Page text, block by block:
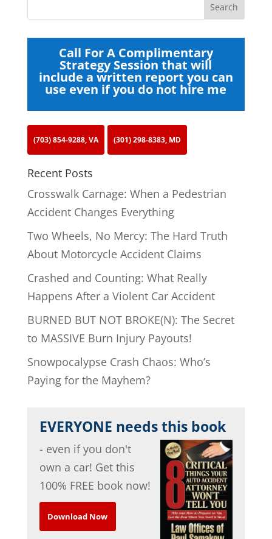
Call For A Complimentary
Strategy Session that will
include a written report you can
use even if you do not hire me
(703) 854-9288, VA (301) 298-8383, MD
Recent Posts
Crosswalk Carnage: When a Pedestrian
Accident Changes Everything
Two Wheels, No Mercy: The Hard Truth
About Motorcycle Accident Claims
Crashed and Counting: What Really
Happens After a Violent Car Accident
BURNED BUT NOT BROKE(N): The Secret
to MASSIVE Burn Injury Payouts!
Snowpocalypse Crash Chaos: Who’s
Paying for the Mayhem?
EVERYONE needs this book
- even if you don't
own a car! Get this
100% FREE book now!
Download Now